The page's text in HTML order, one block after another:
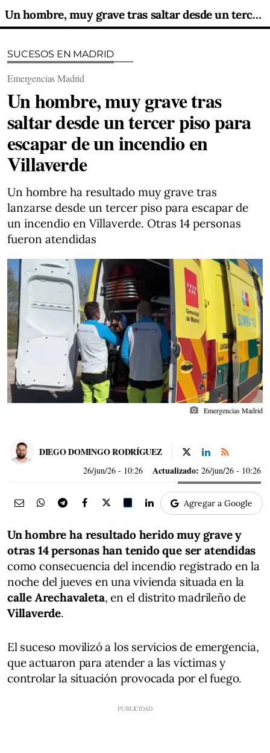
Un hombre, muy grave tras saltar desde un tercer piso para escapar de un incendio en Villaverde
SUCESOS EN MADRID
Emergencias Madrid
Un hombre, muy grave tras
saltar desde un tercer piso para
escapar de un incendio en
Villaverde
Un hombre ha resultado muy grave tras
lanzarse desde un tercer piso para escapar de
un incendio en Villaverde. Otras 14 personas
fueron atendidas
photo_camera Emergencias Madrid
DIEGO DOMINGO RODRÍGUEZ
26/jun/26 - 10:26 Actualizado: 26/jun/26 - 10:26
Agregar a Google
Un hombre ha resultado herido muy grave y
otras 14 personas han tenido que ser atendidas
como consecuencia del incendio registrado en la
noche del jueves en una vivienda situada en la
calle Arechavaleta, en el distrito madrileño de
Villaverde.
El suceso movilizó a los servicios de emergencia,
que actuaron para atender a las víctimas y
controlar la situación provocada por el fuego.